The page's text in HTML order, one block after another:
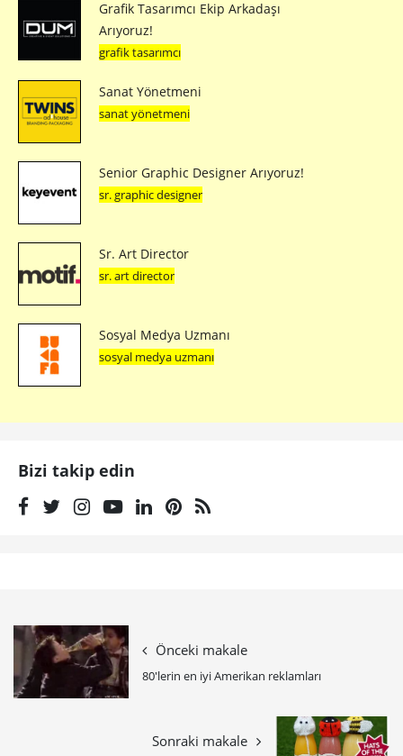
Grafik Tasarımcı Ekip Arkadaşı
Arıyoruz!
grafik tasarımcı
Sanat Yönetmeni
sanat yönetmeni
Senior Graphic Designer Arıyoruz!
sr. graphic designer
Sr. Art Director
sr. art director
Sosyal Medya Uzmanı
sosyal medya uzmanı
Bizi takip edin
Önceki makale
80'lerin en iyi Amerikan reklamları
Sonraki makale